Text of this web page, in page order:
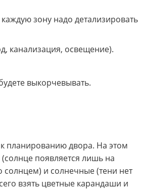
зону надо детализировать
канализация, освещение).
выкорчевывать.
планированию двора. На этом
появляется лишь на
солнцем) и солнечные (тени нет
взять цветные карандаши и